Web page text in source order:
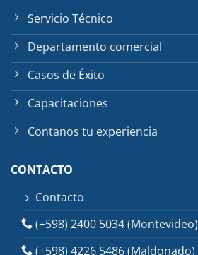
Servicio Técnico
Departamento comercial
Casos de Éxito
Capacitaciones
Contanos tu experiencia
CONTACTO
Contacto
(+598) 2400 5034 (Montevideo)
(+598) 4226 5486 (Maldonado)